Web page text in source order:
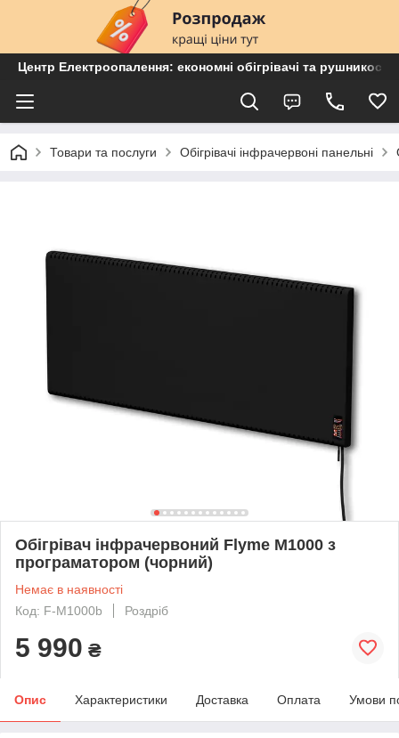
Центр Електроопалення: економні обігрівачі та
Товари та послуги Обігрівачі інфрачервоні панельні
Обігрівач інфрачервоний Flyme M1000 з
програматором (чорний)
Немає в наявності
Код: F-M1000b
Роздріб
5 990 ₴
Опис Характеристики Доставка Оплата Умови